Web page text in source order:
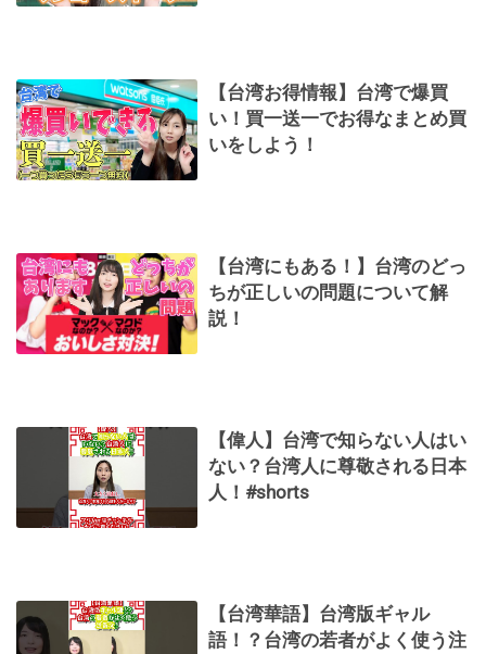
【台湾お得情報】台湾で爆買
い！買一送一でお得なまとめ買
いをしよう！
【台湾にもある！】台湾のどっ
ちが正しいの問題について解
説！
【偉人】台湾で知らない人はい
ない？台湾人に尊敬される日本
人！#shorts
【台湾華語】台湾版ギャル
語！？台湾の若者がよく使う注